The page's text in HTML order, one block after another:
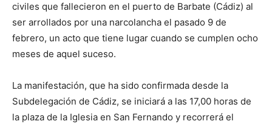
civiles que fallecieron en el puerto de Barbate (Cádiz) al
ser arrollados por una narcolancha el pasado 9 de
febrero, un acto que tiene lugar cuando se cumplen ocho
meses de aquel suceso.
La manifestación, que ha sido confirmada desde la
Subdelegación de Cádiz, se iniciará a las 17,00 horas de
la plaza de la Iglesia en San Fernando y recorrerá el